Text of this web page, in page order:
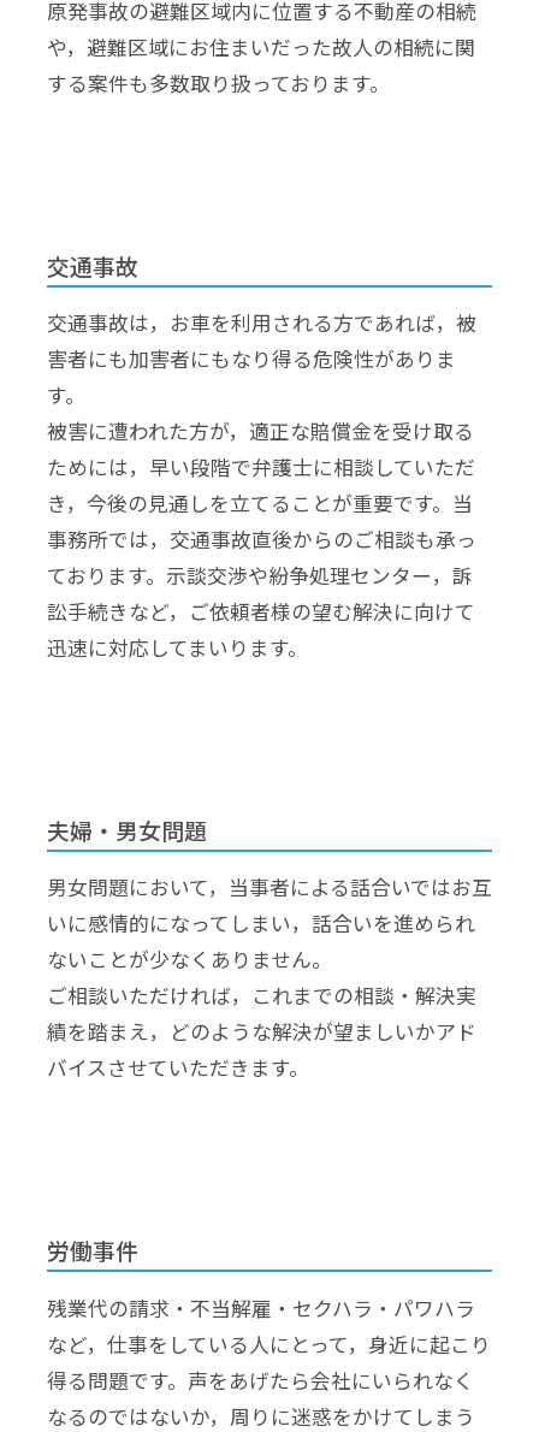
原発事故の避難区域内に位置する不動産の相続
や，避難区域にお住まいだった故人の相続に関
する案件も多数取り扱っております。
交通事故
交通事故は，お車を利用される方であれば，被
害者にも加害者にもなり得る危険性がありま
す。
被害に遭われた方が，適正な賠償金を受け取る
ためには，早い段階で弁護士に相談していただ
き，今後の見通しを立てることが重要です。当
事務所では，交通事故直後からのご相談も承っ
ております。示談交渉や紛争処理センター，訴
訟手続きなど，ご依頼者様の望む解決に向けて
迅速に対応してまいります。
夫婦・男女問題
男女問題において，当事者による話合いではお互
いに感情的になってしまい，話合いを進められ
ないことが少なくありません。
ご相談いただければ，これまでの相談・解決実
績を踏まえ，どのような解決が望ましいかアド
バイスさせていただきます。
労働事件
残業代の請求・不当解雇・セクハラ・パワハラ
など，仕事をしている人にとって，身近に起こり
得る問題です。声をあげたら会社にいられなく
なるのではないか，周りに迷惑をかけてしまう